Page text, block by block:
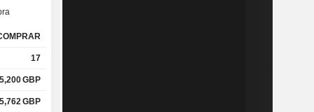
17
5,200GBP
5,762GBP